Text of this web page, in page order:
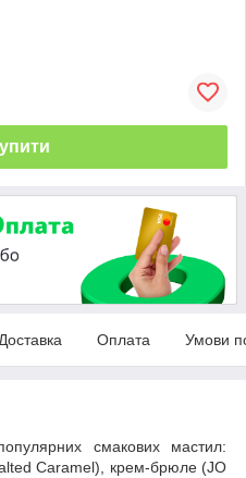
Оплата Умови
смакових мастил:
Caramel), крем-брюле (JO